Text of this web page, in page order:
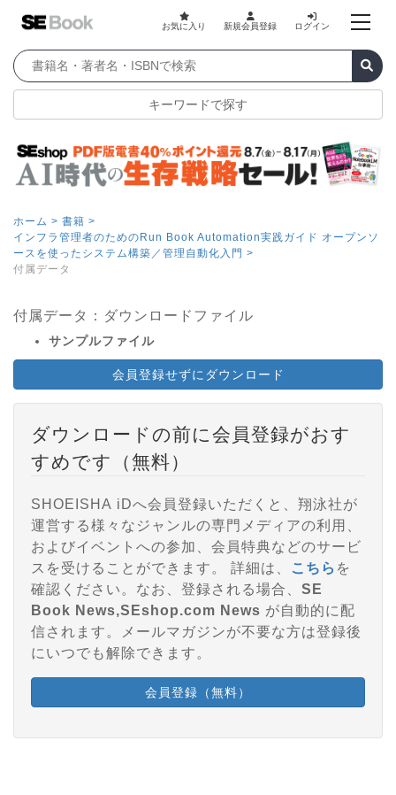
お気に入り 新規会員登録 ログイン
キーワードで探す
ホーム > 書籍 >
インフラ管理者のためのRun Book Automation実践ガイド オープンソ
ースを使ったシステム構築／管理自動化入門 >
付属データ
付属データ：ダウンロードファイル
サンプルファイル
会員登録せずにダウンロード
ダウンロードの前に会員登録がおす
すめです（無料）
SHOEISHA iDへ会員登録いただくと、翔泳社が
運営する様々なジャンルの専門メディアの利用、
およびイベントへの参加、会員特典などのサービ
スを受けることができます。 詳細は、
こちら を
確認ください。なお、登録される場合、 SE
Book News,SEshop.com News が自動的に配
信されます。メールマガジンが不要な方は登録後
にいつでも解除できます。
会員登録（無料）